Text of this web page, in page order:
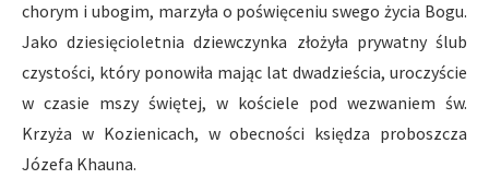
chorym i ubogim, marzyła o poświęceniu swego życia Bogu.
Jako dziesięcioletnia dziewczynka złożyła prywatny ślub
czystości, który ponowiła mając lat dwadzieścia, uroczyście
w czasie mszy świętej, w kościele pod wezwaniem św.
Krzyża w Kozienicach, w obecności księdza proboszcza
Józefa Khauna.